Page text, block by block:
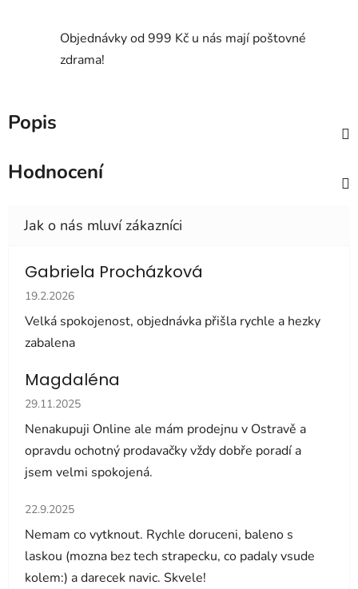
Objednávky od 999 Kč u nás mají poštovné
zdrama!
Popis
Hodnocení
Gabriela Procházková
Hodnocení obchodu je 5 z 5 hvězdiček.
19.2.2026
Velká spokojenost, objednávka přišla rychle a hezky
zabalena
Magdaléna
Hodnocení obchodu je 5 z 5 hvězdiček.
29.11.2025
Nenakupuji Online ale mám prodejnu v Ostravě a
opravdu ochotný prodavačky vždy dobře poradí a
jsem velmi spokojená.
Hodnocení obchodu je 5 z 5 hvězdiček.
22.9.2025
Nemam co vytknout. Rychle doruceni, baleno s
laskou (mozna bez tech strapecku, co padaly vsude
kolem:) a darecek navic. Skvele!